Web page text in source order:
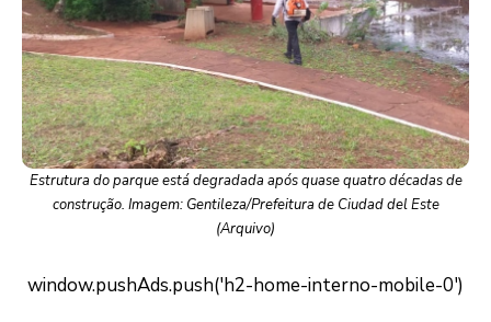
Estrutura do parque está degradada após quase quatro décadas de
construção. Imagem: Gentileza/Prefeitura de Ciudad del Este
(Arquivo)